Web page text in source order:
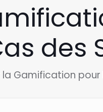
des
Gamification pour